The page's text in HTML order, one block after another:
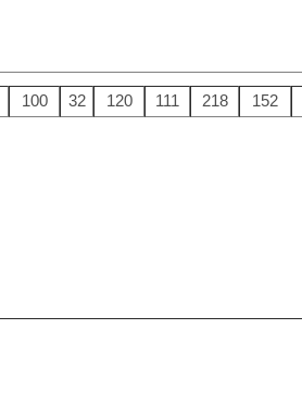
100 32 120 111 218 152